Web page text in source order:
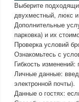
Выберите
двухместный, люкс
Дополнительные
парковка) и их
Проверка условий
Ознакомьтесь с
Гибкость
Личные данные:
электронной почты).
Данные о гостях: